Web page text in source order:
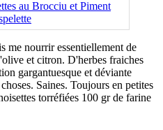
me nourrir essentiellement de
et citron. D'herbes fraiches
gargantuesque et déviante
Saines. Toujours en petites
torréfiées 100 gr de farine